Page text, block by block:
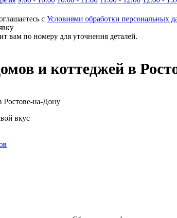
с Условиями обработки персональных
вам по номеру для уточнения деталей.
и коттеджей в
Ростове-на-Дону
вкус